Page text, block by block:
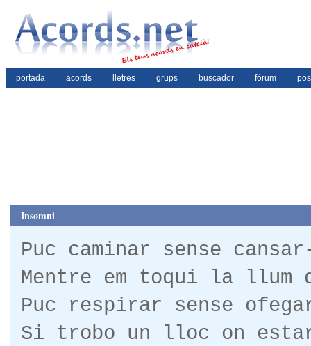
portada acords lletres grups buscador fòrum
Insomni
Puc caminar sense
Mentre em toqui la llum
Puc respirar sense
Si trobo un lloc on